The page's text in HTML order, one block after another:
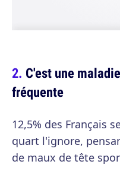
C'est une
fréquente
12,5% des Français
quart l'ignore,
de maux de tête